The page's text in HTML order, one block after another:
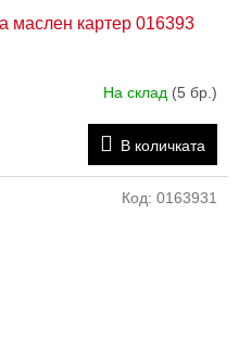
маслен картер 016393
На склад (5 бр.)
В количката
Код: 0163931